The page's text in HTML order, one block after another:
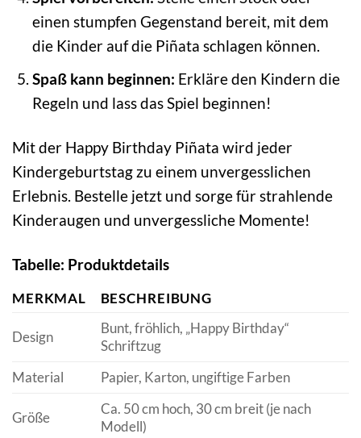
einen stumpfen Gegenstand bereit, mit dem
die Kinder auf die Piñata schlagen können.
Spaß kann beginnen: Erkläre den Kindern die
Regeln und lass das Spiel beginnen!
Mit der Happy Birthday Piñata wird jeder
Kindergeburtstag zu einem unvergesslichen
Erlebnis. Bestelle jetzt und sorge für strahlende
Kinderaugen und unvergessliche Momente!
Tabelle: Produktdetails
MERKMAL BESCHREIBUNG
Design
Bunt, fröhlich, „Happy Birthday“
Schriftzug
Material
Papier, Karton, ungiftige Farben
Größe
Ca. 50 cm hoch, 30 cm breit (je nach
Modell)